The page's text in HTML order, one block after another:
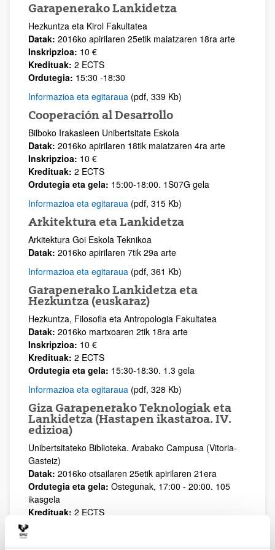
Garapenerako Lankidetza
Hezkuntza eta Kirol Fakultatea
Datak: 2016ko apirilaren 25etik maiatzaren 18ra arte
Inskripzioa: 10 €
Kredituak: 2 ECTS
Ordutegia: 15:30 -18:30
Informazioa eta egitaraua (pdf, 339 Kb)
Cooperación al Desarrollo
Bilboko Irakasleen Unibertsitate Eskola
Datak: 2016ko apirilaren 18tik maiatzaren 4ra arte
Inskripzioa: 10 €
Kredituak: 2 ECTS
Ordutegia eta gela: 15:00-18:00. 1S07G gela
Informazioa eta egitaraua (pdf, 315 Kb)
Arkitektura eta Lankidetza
Arkitektura Goi Eskola Teknikoa
Datak: 2016ko apirilaren 7tik 29a arte
Informazioa eta egitaraua (pdf, 361 Kb)
Garapenerako Lankidetza eta
Hezkuntza (euskaraz)
Hezkuntza, Filosofia eta Antropologia Fakultatea
Datak: 2016ko martxoaren 2tik 18ra arte
Inskripzioa: 10 €
Kredituak: 2 ECTS
Ordutegia eta gela: 15:30-18:30. 1.3 gela
Informazioa eta egitaraua (pdf, 328 Kb)
Giza Garapenerako Teknologiak eta
Lankidetza (Hastapen ikastaroa. IV.
edizioa)
Unibertsitateko Biblioteka. Arabako Campusa (Vitoria-
Gasteiz)
Datak: 2016ko otsailaren 25etik apirilaren 21era
Ordutegia eta gela: Ostegunak, 17:00 - 20:00. 105
ikasgela
Kredituak: 2 ECTS
Inskripzioa: